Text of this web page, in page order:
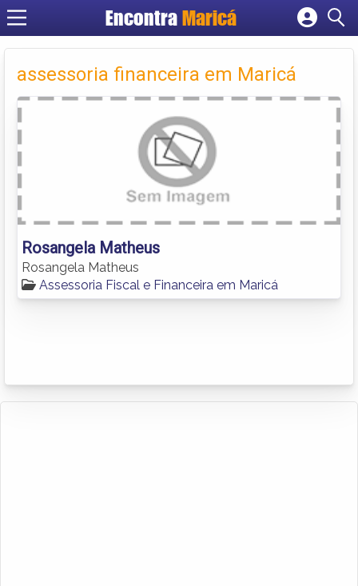
EncontraMaricá
Cadastrar empresa
Criar conta
assessoria financeira em Maricá
Rosangela Matheus
Rosangela Matheus
Assessoria Fiscal e Financeira em Maricá